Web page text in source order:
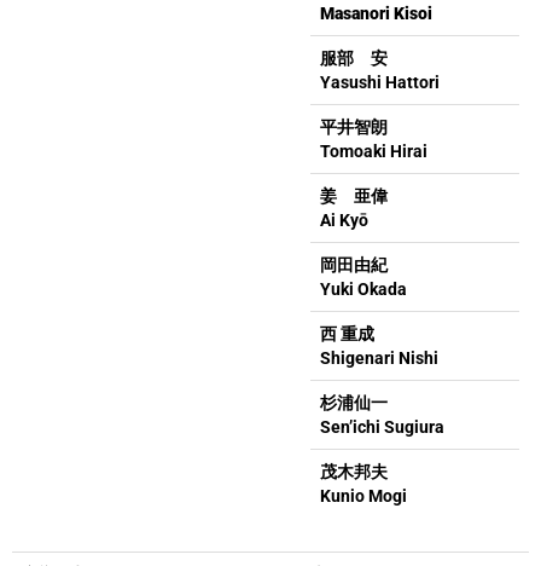
Masanori Kisoi
服部 安
Yasushi Hattori
平井智朗
Tomoaki Hirai
姜 亜偉
Ai Kyō
岡田由紀
Yuki Okada
西 重成
Shigenari Nishi
杉浦仙一
Sen’ichi Sugiura
茂木邦夫
Kunio Mogi